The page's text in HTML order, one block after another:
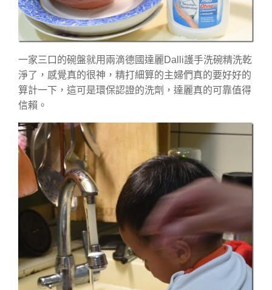
一家三口的碗盤就用兩滴德國達麗Dalli護手洗碗精洗乾
淨了，感覺真的很神，精打細算的主婦們真的要好好的
算計一下，這可是環保認證的洗劑，達麗真的可靠值得
信賴。